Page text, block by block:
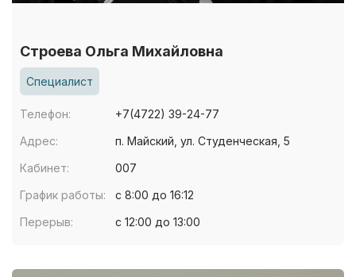
Строева Ольга Михайловна
Специалист
Телефон:
+7(4722) 39-24-77
Адрес:
п. Майский, ул. Студенческая, 5
Кабинет:
007
График работы:
с 8:00 до 16:12
Перерыв:
с 12:00 до 13:00